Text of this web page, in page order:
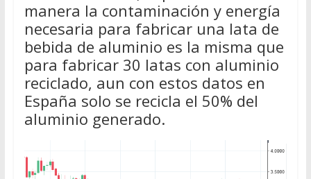
manera la contaminación y energía
necesaria para fabricar una lata de
bebida de aluminio es la misma que
para fabricar 30 latas con aluminio
reciclado, aun con estos datos en
España solo se recicla el 50% del
aluminio generado.